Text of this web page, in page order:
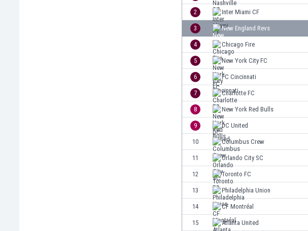
2 Inter Miami CF
3 New England Revs
4 Chicago Fire
5 New York City FC
6 FC Cincinnati
7 Charlotte FC
8 New York Red Bulls
9 DC United
10 Columbus Crew
11 Orlando City SC
12 Toronto FC
13 Philadelphia Union
14 CF Montréal
15 Atlanta United